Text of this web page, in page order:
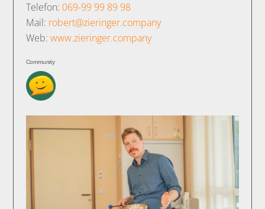
Telefon: ‭069-99 99 89 98‬
Mail: robert@zieringer.company
Web: www.zieringer.company
Community